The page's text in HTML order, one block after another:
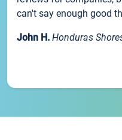
can't say enough good
John H. Honduras